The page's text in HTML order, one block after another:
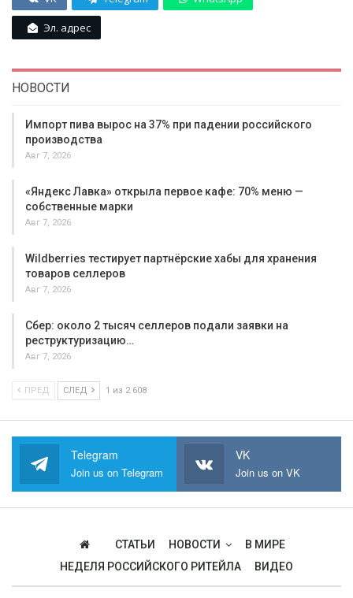
Эл. адрес
НОВОСТИ
Импорт пива вырос на 37% при падении российского
производства
Авг 7, 2026
«Яндекс Лавка» открыла первое кафе: 70% меню —
собственные марки
Авг 7, 2026
Wildberries тестирует партнёрские хабы для хранения
товаров селлеров
Авг 7, 2026
Сбер: около 2 тысяч селлеров подали заявки на
реструктуризацию…
Авг 7, 2026
ПРЕД СЛЕД 1 из 2 608
Telegram
Join us on Telegram
VK
Join us on VK
СТАТЬИ НОВОСТИ
В МИРЕ
НЕДЕЛЯ РОССИЙСКОГО РИТЕЙЛА
ВИДЕО